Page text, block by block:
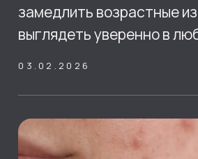
СОВРЕМЕННЫЕ
КОСМЕТОЛОГИИ
которые остаются после
04.08.2026